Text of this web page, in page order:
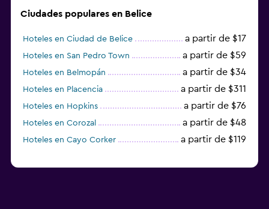
Ciudades populares en Belice
Hoteles en Ciudad de Belice a partir de $17
Hoteles en San Pedro Town a partir de $59
Hoteles en Belmopán a partir de $34
Hoteles en Placencia a partir de $311
Hoteles en Hopkins a partir de $76
Hoteles en Corozal a partir de $48
Hoteles en Cayo Corker a partir de $119